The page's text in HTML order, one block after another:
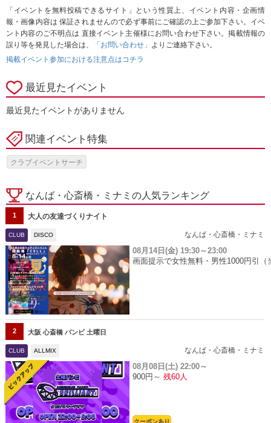
「イベントを無料投稿できるサイト」という性質上、イベント内容・企画情
報・画像内容は 保証されませんので必ず事前にご確認の上ご参加下さい。イベ
ント内容のご不明点は 直接イベント主催様にお問い合わせ下さい。掲載情報の
誤り等を発見した場合は、
「お問い合わせ」 よりご連絡下さい。
掲載イベント参加における注意点はコチラ
最近見たイベント
最近見たイベントがありません
関連イベント特集
クラブイベントサーチ
なんば・心斎橋・ミナミの人気ランキング
1 大人の友達づくりナイト
CLUB DISCO なんば・心斎橋・ミナミ
08月14日(金) 19:30～23:00
画面提示で女性無料・男性1000円引（
2 大阪 心斎橋 バンビ 土曜日
CLUB ALLMIX なんば・心斎橋・ミナミ
08月08日(土) 22:00～
900円～ 残60人
クーポンあり